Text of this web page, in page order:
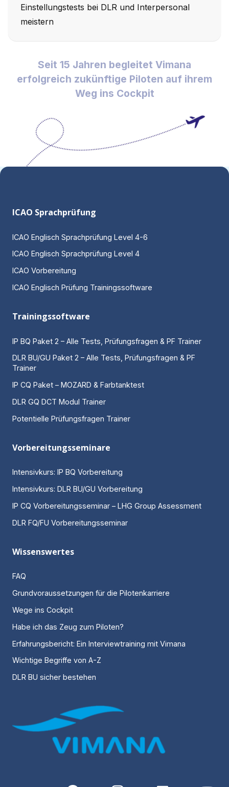
Einstellungstests bei DLR und Interpersonal
meistern
Seit 15 Jahren begleitet Vimana
erfolgreich zukünftige Piloten auf ihrem
Weg ins Cockpit
ICAO Sprachprüfung
ICAO Englisch Sprachprüfung Level 4-6
ICAO Englisch Sprachprüfung Level 4
ICAO Vorbereitung
ICAO Englisch Prüfung Trainingssoftware
Trainingssoftware
IP BQ Paket 2 – Alle Tests, Prüfungsfragen & PF Trainer
DLR BU/GU Paket 2 – Alle Tests, Prüfungsfragen & PF
Trainer
IP CQ Paket – MOZARD & Farbtanktest
DLR GQ DCT Modul Trainer
Potentielle Prüfungsfragen Trainer
Vorbereitungsseminare
Intensivkurs: IP BQ Vorbereitung
Intensivkurs: DLR BU/GU Vorbereitung
IP CQ Vorbereitungsseminar – LHG Group Assessment
DLR FQ/FU Vorbereitungsseminar
Wissenswertes
FAQ
Grundvoraussetzungen für die Pilotenkarriere
Wege ins Cockpit
Habe ich das Zeug zum Piloten?
Erfahrungsbericht: Ein Interviewtraining mit Vimana
Wichtige Begriffe von A-Z
DLR BU sicher bestehen